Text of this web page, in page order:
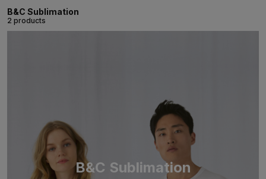
B&C Sublimation
2 products
B&C Sublimation